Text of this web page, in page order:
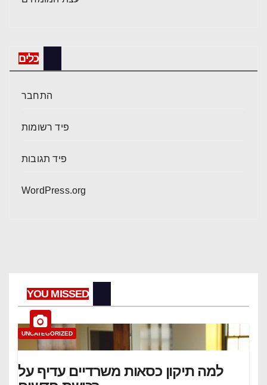
כלים
התחבר
פיד רשומות
פיד תגובות
WordPress.org
YOU MISSED
UNCATEGORIZED
למה תיקון כסאות משרדיים עדיף על